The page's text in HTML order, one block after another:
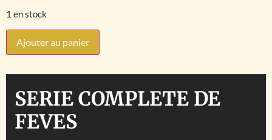
1 en stock
Ajouter au panier
SERIE COMPLETE DE
FEVES